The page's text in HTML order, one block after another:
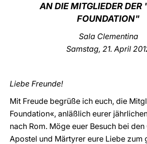
AN DIE MITGLIEDER DER
FOUNDATION"
Sala Clementina
Samstag, 21. April
Liebe Freunde!
Mit Freude begrüße ich euch, die
Foundation«, anläßlich eurer
nach Rom. Möge euer Besuch bei
Apostel und Märtyrer eure Liebe zum